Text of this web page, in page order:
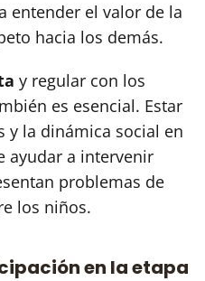
entender el valor de la
hacia los demás.
y regular con los
es esencial. Estar
y la dinámica social en
ayudar a intervenir
problemas de
los niños.
en la etapa